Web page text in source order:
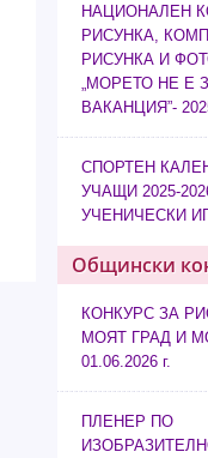
НАЦИОНАЛЕН
РИСУНКА,
РИСУНКА И
„МОРЕТО НЕ Е
ВАКАНЦИЯ”-
СПОРТЕН
УЧАЩИ 2025-
УЧЕНИЧЕСКИ
Общински
КОНКУРС ЗА
МОЯТ ГРАД И
01.06.2026 г.
ПЛЕНЕР ПО